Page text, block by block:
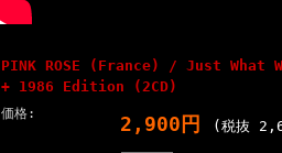
PINK ROSE (France) / Just What
+ 1986 Edition (2CD)
価格: 2,900円 (税抜